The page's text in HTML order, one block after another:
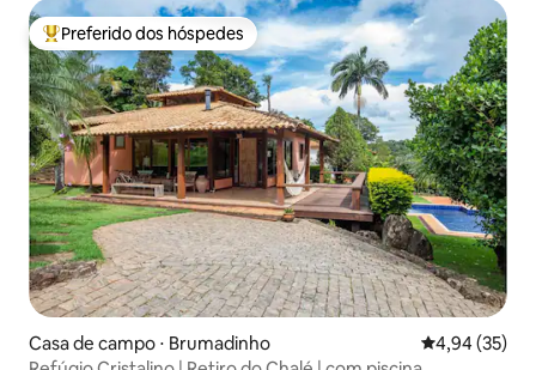
Entre os melhores preferidos dos hóspedes
Preferido dos hóspedes
Casa de campo ⋅ Brumadinho 4,94 de uma
4,94 (35)